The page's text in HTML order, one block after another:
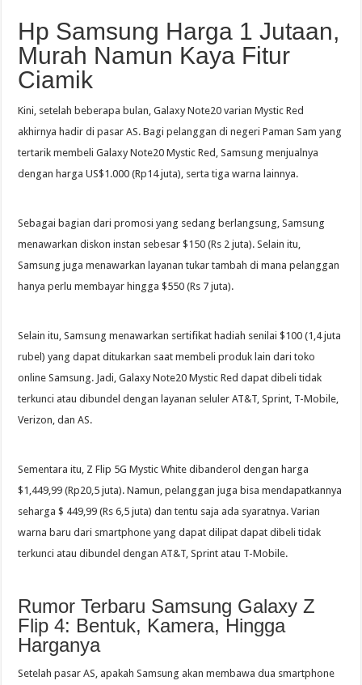
Hp Samsung Harga 1 Jutaan,
Murah Namun Kaya Fitur
Ciamik
Kini, setelah beberapa bulan, Galaxy Note20 varian Mystic Red
akhirnya hadir di pasar AS. Bagi pelanggan di negeri Paman Sam yang
tertarik membeli Galaxy Note20 Mystic Red, Samsung menjualnya
dengan harga US$1.000 (Rp14 juta), serta tiga warna lainnya.
Sebagai bagian dari promosi yang sedang berlangsung, Samsung
menawarkan diskon instan sebesar $150 (Rs 2 juta). Selain itu,
Samsung juga menawarkan layanan tukar tambah di mana pelanggan
hanya perlu membayar hingga $550 (Rs 7 juta).
Selain itu, Samsung menawarkan sertifikat hadiah senilai $100 (1,4 juta
rubel) yang dapat ditukarkan saat membeli produk lain dari toko
online Samsung. Jadi, Galaxy Note20 Mystic Red dapat dibeli tidak
terkunci atau dibundel dengan layanan seluler AT&T, Sprint, T-Mobile,
Verizon, dan AS.
Sementara itu, Z Flip 5G Mystic White dibanderol dengan harga
$1,449,99 (Rp20,5 juta). Namun, pelanggan juga bisa mendapatkannya
seharga $ 449,99 (Rs 6,5 juta) dan tentu saja ada syaratnya. Varian
warna baru dari smartphone yang dapat dilipat dapat dibeli tidak
terkunci atau dibundel dengan AT&T, Sprint atau T-Mobile.
Rumor Terbaru Samsung Galaxy Z
Flip 4: Bentuk, Kamera, Hingga
Harganya
Setelah pasar AS, apakah Samsung akan membawa dua smartphone